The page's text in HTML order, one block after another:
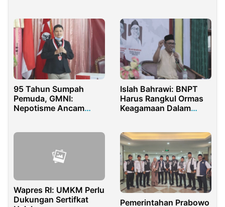
95 Tahun Sumpah
Pemuda, GMNI:
Nepotisme Ancam
Islah Bahrawi: BNPT
Harus Rangkul Ormas
Keagamaan Dalam
Wapres RI: UMKM Perlu
Dukungan Sertifkat
Pemerintahan Prabowo